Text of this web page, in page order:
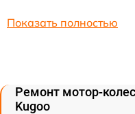
Показать полностью
Ремонт мотор-
Kugoo